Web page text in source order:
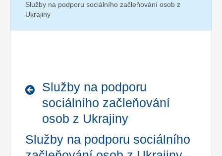
Služby na podporu sociálního začleňování osob z
Ukrajiny
Služby na podporu
sociálního začleňování
osob z Ukrajiny
Služby na podporu sociálního